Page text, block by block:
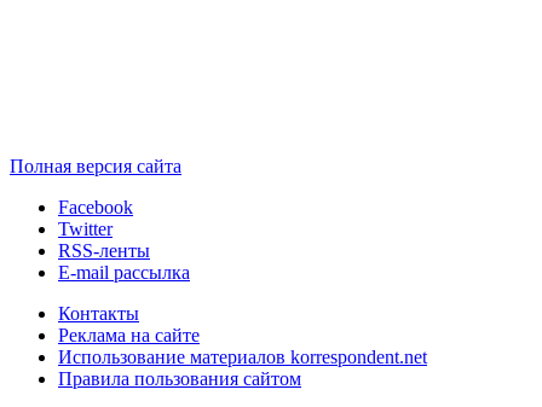
Полная версия сайта
Facebook
Twitter
RSS-ленты
E-mail рассылка
Контакты
Реклама на сайте
Использование материалов korrespondent.net
Правила пользования сайтом